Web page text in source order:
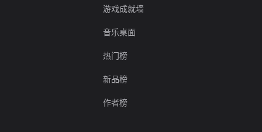
游戏成就墙
音乐桌面
热门榜
新品榜
作者榜